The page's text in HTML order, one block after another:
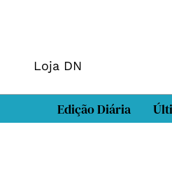
Loja DN
Edição Diária